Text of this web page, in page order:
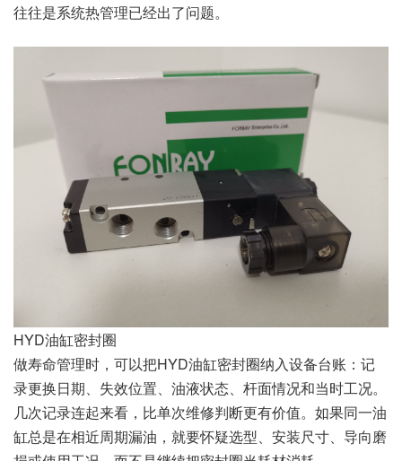
往往是系统热管理已经出了问题。
HYD油缸密封圈
做寿命管理时，可以把HYD油缸密封圈纳入设备台账：记
录更换日期、失效位置、油液状态、杆面情况和当时工况。
几次记录连起来看，比单次维修判断更有价值。如果同一油
缸总是在相近周期漏油，就要怀疑选型、安装尺寸、导向磨